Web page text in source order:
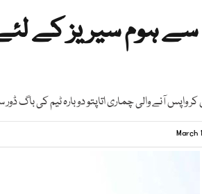
ہوم سیریز کے
آنے والی چماری اتاپتو دوبارہ ٹیم کی باگ
March